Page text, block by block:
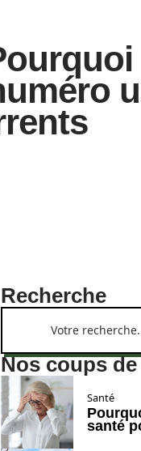
Recherche
Nos coups
Santé
santé